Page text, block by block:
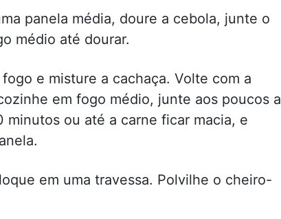
panela média, doure a cebola, junte o
médio até dourar.
e misture a cachaça. Volte com a
em fogo médio, junte aos poucos a
ou até a carne ficar macia, e
em uma travessa. Polvilhe o cheiro-